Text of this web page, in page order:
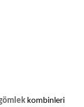
kombinleri